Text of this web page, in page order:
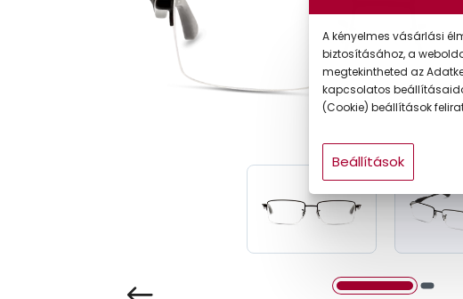
Gyermek
A kényelmes vásárlási
biztosításához, a
megtekintheted az
kapcsolatos
(Cookie) beállítások
Beállítások